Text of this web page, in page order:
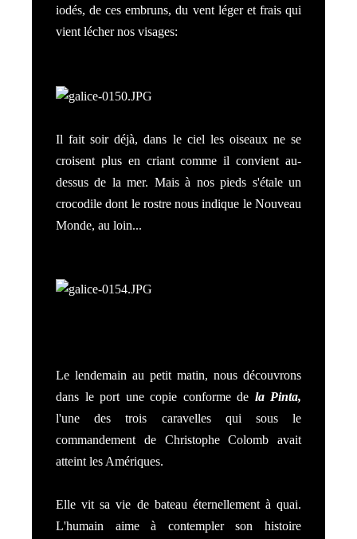
iodés, de ces embruns, du vent léger et frais qui
vient lécher nos visages:
Il fait soir déjà, dans le ciel les oiseaux ne se
croisent plus en criant comme il convient au-
dessus de la mer. Mais à nos pieds s'étale un
crocodile dont le rostre nous indique le Nouveau
Monde, au loin...
Le lendemain au petit matin, nous découvrons
dans le port une copie conforme de la Pinta,
l'une des trois caravelles qui sous le
commandement de Christophe Colomb avait
atteint les Amériques.
Elle vit sa vie de bateau éternellement à quai.
L'humain aime à contempler son histoire